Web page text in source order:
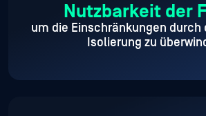
Nutzbarkeit der
um die Einschränkungen durch
Isolierung zu